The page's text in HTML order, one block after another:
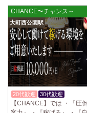
当店の募集は嘘偽り等な
ていただきます。 とても
2025/03/29[川崎駅]
LIVSPA (リブスパ) 川崎ル
当店の募集は嘘偽り等な
ていただきます。 とて
2025/03/29[蒲田駅]
LIVSPA (リブスパ) 蒲田ル
当店の募集は嘘偽り等な
CHANCE〜チャンス～
大町西公園駅
20代歓迎 30代歓迎
【CHANCE】では ・『圧